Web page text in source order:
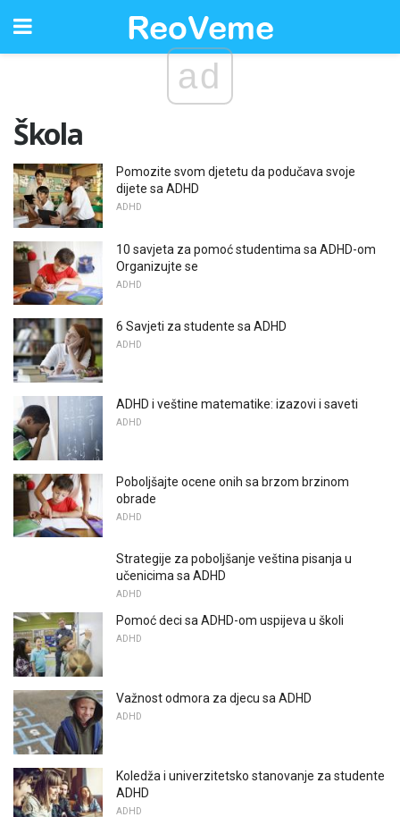
ad
Škola
Pomozite svom djetetu da podučava svoje
dijete sa ADHD
ADHD
10 savjeta za pomoć studentima sa ADHD-om
Organizujte se
ADHD
6 Savjeti za studente sa ADHD
ADHD
ADHD i veštine matematike: izazovi i saveti
ADHD
Poboljšajte ocene onih sa brzom brzinom
obrade
ADHD
Strategije za poboljšanje veština pisanja u
učenicima sa ADHD
ADHD
Pomoć deci sa ADHD-om uspijeva u školi
ADHD
Važnost odmora za djecu sa ADHD
ADHD
Koledža i univerzitetsko stanovanje za studente
ADHD
ADHD